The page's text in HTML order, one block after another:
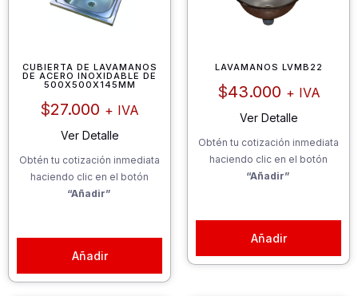
CUBIERTA DE LAVAMANOS
DE ACERO INOXIDABLE DE
500X500X145MM
$27.000 + IVA
Ver Detalle
Obtén tu cotización inmediata
haciendo clic en el botón
“Añadir”
Añadir
LAVAMANOS LVMB22
$43.000 + IVA
Ver Detalle
Obtén tu cotización inmediata
haciendo clic en el botón
“Añadir”
Añadir